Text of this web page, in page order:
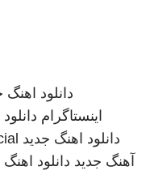
دانلود اهنگ
اینستاگرام
دانلود اهنگ جدید
آهنگ جدید دانلود